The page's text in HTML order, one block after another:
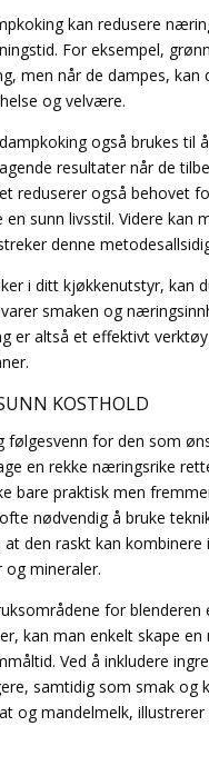
kan redusere
For eksempel,
men når de dampes,
og velvære.
også brukes til
resultater når de
reduserer også behovet
sunn livsstil. Videre
denne
i ditt kjøkkenutstyr, kan
smaken og
er altså et effektivt
KOSTHOLD
følgesvenn for den som
en rekke næringsrike
bare praktisk men
nødvendig å bruke
den raskt kan
og mineraler.
for
kan man enkelt skape
Ved å inkludere
samtidig som smak og
og mandelmelk,